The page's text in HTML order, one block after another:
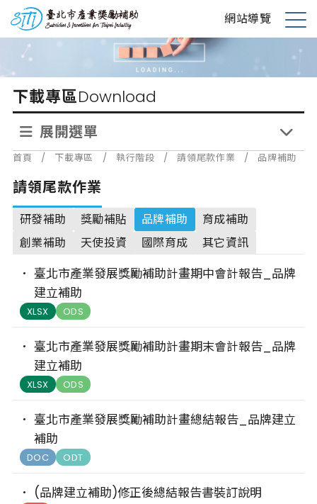
到
內
台北市產業獎勵補助 網站導覽
展
選
單
下載專區Download
展開選單
首頁 / 下載專區 / 執行階段 / 請領尾款作業 / 品牌補助
請領尾款作業
研發補助 獎勵補貼 品牌補助
育成補助
創業補助
天使投資 國際育成 其它資訊
臺北市產業發展獎勵補助計畫期中會計報告_品牌
建立補助
XLSX ODS
臺北市產業發展獎勵補助計畫期末會計報告_品牌
建立補助
XLSX ODS
臺北市產業發展獎勵補助計畫總結報告_品牌建立
補助
DOC ODT
(品牌建立補助)修正後總結報告書裝訂說明